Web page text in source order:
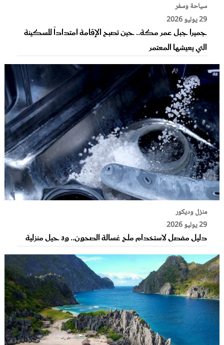
سياحة وسفر
29 يوليو 2026
جميرا جبل عمر مكة.. حين تصبح الإقامة امتداداً للسكينة
التي يعيشها المعتمر
منزل وديكور
29 يوليو 2026
دليل مفصل لاستخدام ملح غسالة الصحون.. و3 حيل منزلية